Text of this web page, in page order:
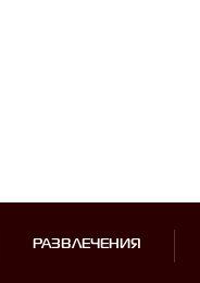
РАЗВЛЕЧЕНИЯ